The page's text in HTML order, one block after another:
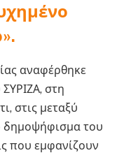
αναφέρθηκε
στη
στις μεταξύ
δημοψήφισμα του
που εμφανίζουν